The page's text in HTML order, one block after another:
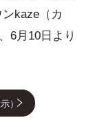
kaze（カ
6月10日より
）